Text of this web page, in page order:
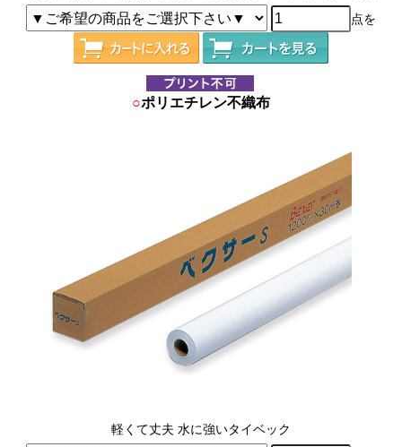
点を
○ポリエチレン不織布
軽くて丈夫 水に強いタイベック